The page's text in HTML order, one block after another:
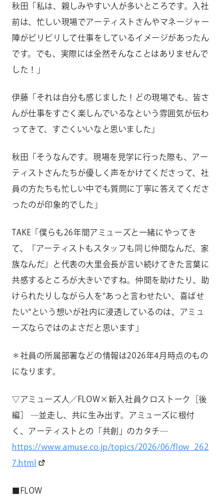
秋田「私は、親しみやすい人が多いところです。入社
前は、忙しい現場でアーティストさんやマネージャー
陣がピリピリして仕事をしているイメージがあったん
です。でも、実際には全然そんなことはありませんで
した！」
伊藤「それは自分も感じました！どの現場でも、皆さ
んが仕事をすごく楽しんでいるなという雰囲気が伝わ
ってきて、すごくいいなと思いました」
秋田「そうなんです。現場を見学に行った際も、アー
ティストさんたちが優しく声をかけてくださって、社
員の方たちも忙しい中でも質問に丁寧に答えてくださ
ったのが印象的でした」
TAKE「僕らも26年間アミューズと一緒にやってき
て、『アーティストもスタッフも同じ仲間なんだ、家
族なんだ』と代表の大里会長が言い続けてきた言葉に
共感するところが大きいですね。仲間を助けたり、助
けられたりしながら人を"あっと言わせたい、喜ばせ
たい"という想いが社内に浸透しているのは、アミュ
ーズならではのよさだと思います」
＊社員の所属部署などの情報は2026年4月時点のもの
になります。
▽アミューズ人／FLOW×新入社員クロストーク［後
編］ ―並走し、共に生み出す。アミューズに根付
く、アーティストとの「共創」のカタチ―
https://www.amuse.co.jp/topics/2026/06/flow_262
7.html
■FLOW